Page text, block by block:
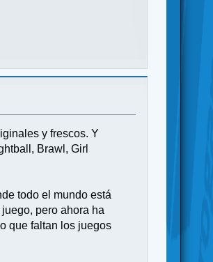
y frescos. Y
Brawl, Girl
todo el mundo está
pero ahora ha
que faltan los juegos